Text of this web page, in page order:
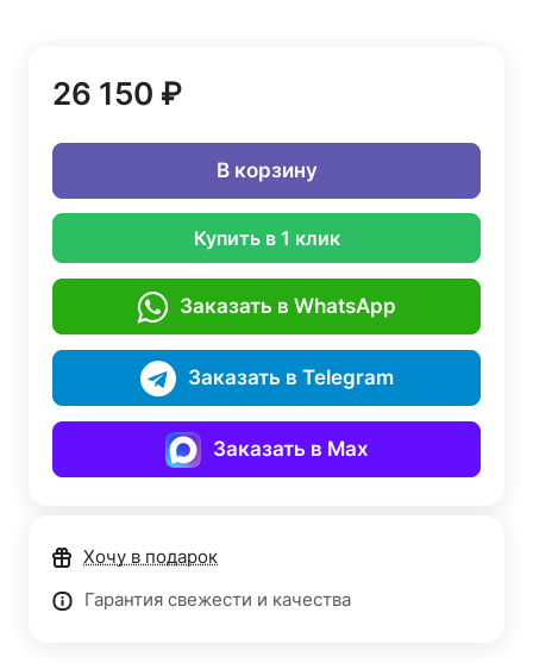
26 150 ₽
В корзину
Купить в 1 клик
Заказать в WhatsApp
Заказать в Telegram
Заказать в Max
Хочу в подарок
Гарантия свежести и качества